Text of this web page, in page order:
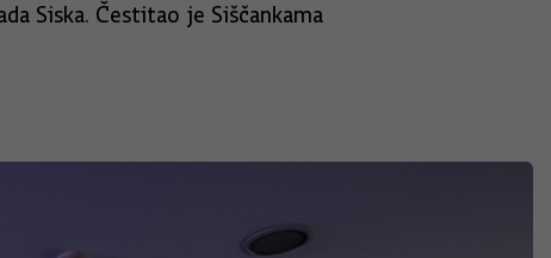
Siska. Čestitao je Siščankama